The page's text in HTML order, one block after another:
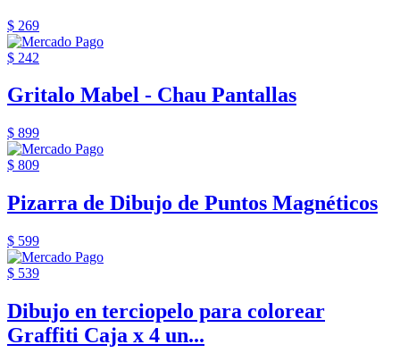
$ 269
$ 242
Gritalo Mabel - Chau Pantallas
$ 899
$ 809
Pizarra de Dibujo de Puntos Magnéticos
$ 599
$ 539
Dibujo en terciopelo para colorear
Graffiti Caja x 4 un...